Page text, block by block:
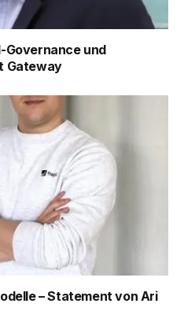
und
Gateway
– Statement von Ari